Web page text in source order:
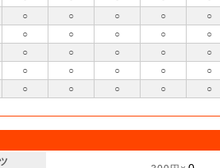
○ ○ ○ ○ ○
○ ○ ○ ○ ○
○ ○ ○ ○ ○
○ ○ ○ ○ ○
○ ○ ○ ○ ○